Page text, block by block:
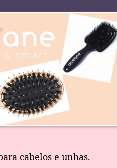
cabelos e unhas.